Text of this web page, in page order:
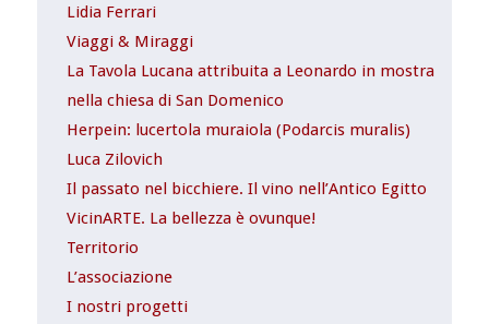
Lidia Ferrari
Viaggi & Miraggi
La Tavola Lucana attribuita a Leonardo in mostra
nella chiesa di San Domenico
Herpein: lucertola muraiola (Podarcis muralis)
Luca Zilovich
Il passato nel bicchiere. Il vino nell’Antico Egitto
VicinARTE. La bellezza è ovunque!
Territorio
L’associazione
I nostri progetti